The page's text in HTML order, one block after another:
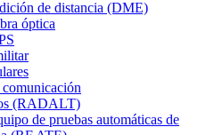
de distancia (DME)
óptica
(RADALT)
de pruebas automáticas de